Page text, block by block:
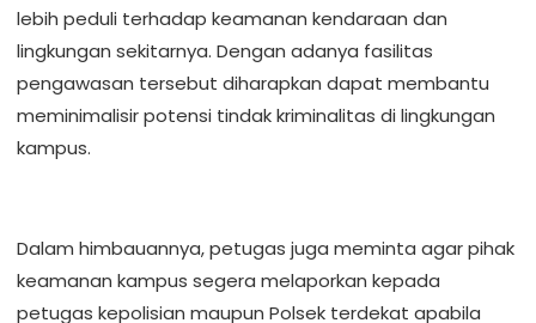
lebih peduli terhadap keamanan kendaraan dan
lingkungan sekitarnya. Dengan adanya fasilitas
pengawasan tersebut diharapkan dapat membantu
meminimalisir potensi tindak kriminalitas di lingkungan
kampus.
Dalam himbauannya, petugas juga meminta agar pihak
keamanan kampus segera melaporkan kepada
petugas kepolisian maupun Polsek terdekat apabila